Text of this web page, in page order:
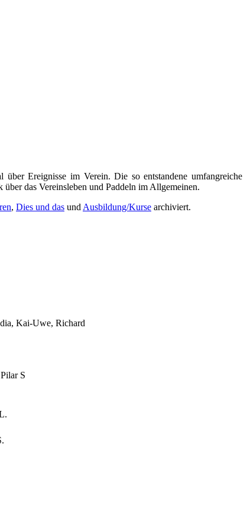
Ereignisse im Verein. Die so entstandene umfangreiche
das Vereinsleben und Paddeln im Allgemeinen.
, Dies und das und Ausbildung/Kurse archiviert.
Kai-Uwe, Richard
S